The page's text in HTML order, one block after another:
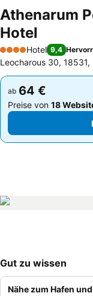
Athenarum
Hotel
4 Sterne
Hotel 9,4
Leocharous 30, 18531,
ab 64 €
Preise von 18
ab 64 €
Preise von 18
Gut zu wissen
Nähe zum Hafen